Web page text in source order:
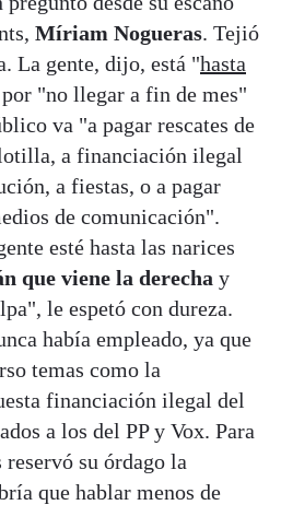
Míriam Nogueras. Tejió
La gente, dijo, está "hasta
por "no llegar a fin de mes"
va "a pagar rescates de
a financiación ilegal
a fiestas, o a pagar
de comunicación".
esté hasta las narices
que viene la derecha y
le espetó con dureza.
había empleado, ya que
temas como la
financiación ilegal del
a los del PP y Vox. Para
su órdago la
que hablar menos de